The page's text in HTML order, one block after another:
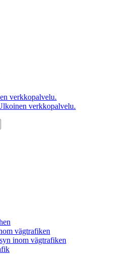
verkkopalvelu.
verkkopalvelu.
vägtrafiken
inom vägtrafiken